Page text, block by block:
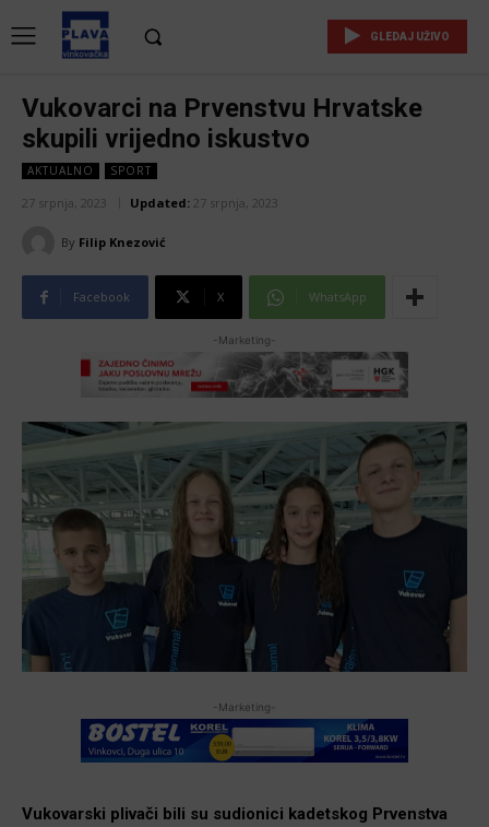
GLEDAJ UŽIVO
Vukovarci na Prvenstvu Hrvatske
skupili vrijedno iskustvo
AKTUALNO SPORT
27 srpnja, 2023 Updated: 27 srpnja, 2023
By Filip Knezović
Facebook X WhatsApp
-Marketing-
-Marketing-
Vukovarski plivači bili su sudionici kadetskog Prvenstva